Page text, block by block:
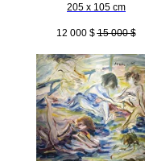
205 x 105 cm
12 000 $ 15 000 $